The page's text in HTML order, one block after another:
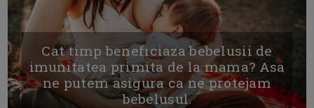
Cat timp beneficiaza bebelusii de
imunitatea primita de la mama? Asa
ne putem asigura ca ne protejam
bebelusul.